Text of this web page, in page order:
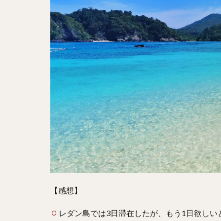
【感想】
レダン島では3日滞在したが、もう1日欲しい